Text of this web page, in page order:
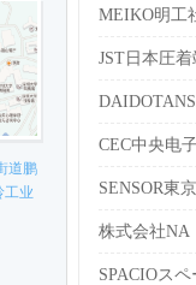
道鹏
工业
MEIKO明工
JST日本圧
CEC中央电
SENSOR東
株式会社NA
SPACIOス